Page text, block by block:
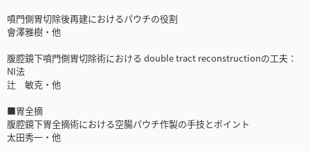
噴門側胃切除後再建におけるパウチの役割
會澤雅樹・他
腹腔鏡下噴門側胃切除術における double tract reconstructionの工夫：
NI法
辻 敏克・他
■胃全摘
腹腔鏡下胃全摘術における空腸パウチ作製の手技とポイント
太田秀一・他